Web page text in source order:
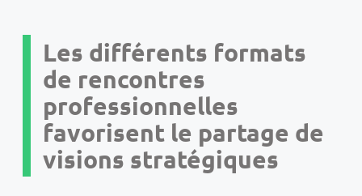
Les différents formats
de rencontres
professionnelles
favorisent le partage de
visions stratégiques